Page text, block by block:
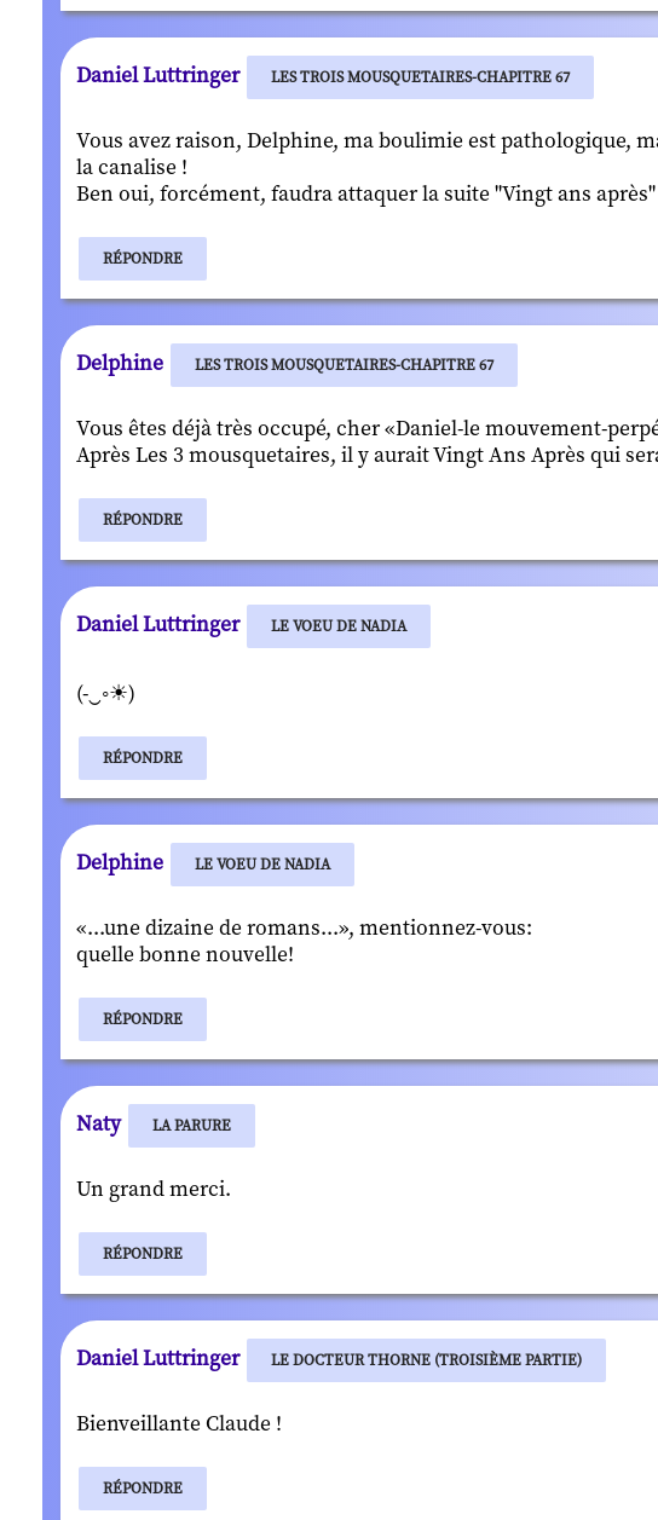
Daniel Luttringer LES TROIS MOUSQUETAIRES-CHAPITRE 67
Vous avez raison, Delphine, ma boulimie est pathologique,
la canalise !
Ben oui, forcément, faudra attaquer la suite "Vingt ans
RÉPONDRE
Delphine LES TROIS MOUSQUETAIRES-CHAPITRE 67
Vous êtes déjà très occupé, cher «Daniel-le mouvement-
Après Les 3 mousquetaires, il y aurait Vingt Ans Après qui
RÉPONDRE
Daniel Luttringer LE VOEU DE NADIA
(-‿◦☀)
RÉPONDRE
Delphine LE VOEU DE NADIA
«...une dizaine de romans...», mentionnez-vous:
quelle bonne nouvelle!
RÉPONDRE
Naty LA PARURE
Un grand merci.
RÉPONDRE
Daniel Luttringer LE DOCTEUR THORNE (TROISIÈME PARTIE)
Bienveillante Claude !
RÉPONDRE